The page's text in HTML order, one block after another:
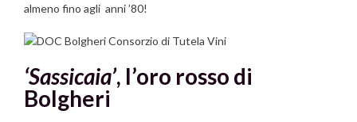
almeno fino agli anni ’80!
‘Sassicaia’, l’oro rosso di
Bolgheri